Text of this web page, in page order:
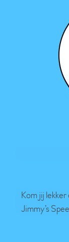
Kom jij
Jimmy’s